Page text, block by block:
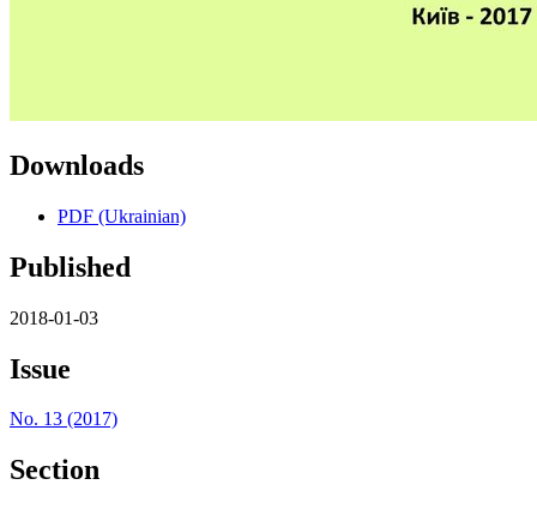
Downloads
PDF (Ukrainian)
Published
2018-01-03
Issue
No. 13 (2017)
Section